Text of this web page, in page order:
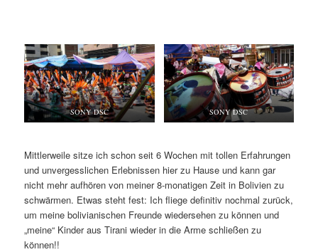
SONY DSC SONY DSC
Mittlerweile sitze ich schon seit 6 Wochen mit tollen Erfahrungen
und unvergesslichen Erlebnissen hier zu Hause und kann gar
nicht mehr aufhören von meiner 8-monatigen Zeit in Bolivien zu
schwärmen. Etwas steht fest: Ich fliege definitiv nochmal zurück,
um meine bolivianischen Freunde wiedersehen zu können und
„meine“ Kinder aus Tirani wieder in die Arme schließen zu
können!!